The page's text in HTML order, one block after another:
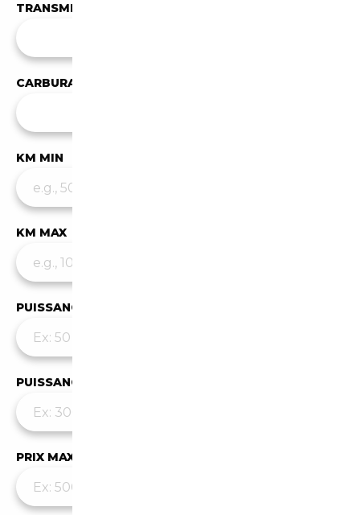
TRANSMISSION
CARBURANT
KM MIN
KM MAX
PUISSANCE MIN
PUISSANCE MAX
PRIX MAX (€)